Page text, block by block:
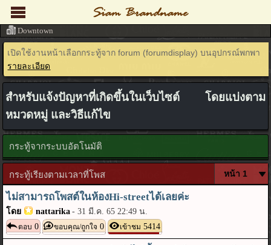
เปิดใช้งานหน้าเลือกกระทู้จาก forum (forumdisplay) บนอุปกรณ์พกพา
รายละเอียด
สำหรับแจ้งปัญหาที่เกิดขึ้นในเว็บไซต์ โดยแบ่งตาม
หมวดหมู่ และวิธีแก้ไข
กระทู้จากระบบอัตโนมัติ
กระทู้เรียงตามเวลาที่โพส
ไม่สามารถโพสต์ในห้องHi-streetได้เลยค่ะ
โดย nattarika -31 มี.ค. 65 22:49 น.
ตอบ 0 ขอบคุณ/ถูกใจ 0 เข้าชม 5414
Downtown